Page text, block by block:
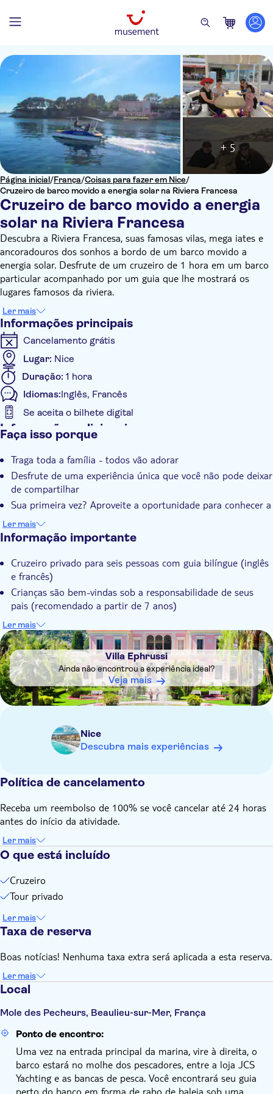
Página inicial/França/Coisas para fazer em Nice/
Cruzeiro de barco movido a energia solar na Riviera Francesa
Cruzeiro de barco movido a energia
solar na Riviera Francesa
+ 5
Descubra a Riviera Francesa, suas famosas vilas, mega iates e
ancoradouros dos sonhos a bordo de um barco movido a
energia solar. Desfrute de um cruzeiro de 1 hora em um barco
particular acompanhado por um guia que lhe mostrará os
lugares famosos da riviera.
Admire as famosas villas Kerylos e Ephrussi Rothschild, bem
como hotéis icônicos como La Réserve e Royal Riviera. Explore
o ancoradouro em frente à Villa David Niven sobre águas
cristalinas.
Seu barco é 100% movido a energia solar e oferece os serviços
de ponta de um barco elétrico silencioso e inodoro. O barco
não é licenciado, portanto você poderá navegar sob a
orientação de seu capitão.
Ler mais
Informações principais
Cancelamento grátis
Lugar: Nice
Duração: 1 hora
Idiomas:Inglês, Francês
Se aceita o bilhete digital
Informações adicionais
Tour privado
Subject expert guide
Grupo privado
Faça isso porque
Traga toda a família - todos vão adorar
Desfrute de uma experiência única que você não pode deixar
de compartilhar
Sua primeira vez? Aproveite a oportunidade para conhecer a
área como um verdadeiro especialista
Ler mais
Informação importante
Cruzeiro privado para seis pessoas com guia bilíngue (inglês
e francês)
Crianças são bem-vindas sob a responsabilidade de seus
pais (recomendado a partir de 7 anos)
Em caso de vento forte (tempo > força 4) a viagem será
cancelada sem custos
Proibido fumar
Ler mais
DSA1Villa Ephrussi
Villa Ephrussi
Ainda não encontrou a experiência ideal?
Veja mais
Nice
Descubra mais experiências
Política de cancelamento
Receba um reembolso de 100% se você cancelar até 24 horas
antes do início da atividade.
Ler mais
O que está incluído
Cruzeiro
Tour privado
Ler mais
Taxa de reserva
Boas notícias! Nenhuma taxa extra será aplicada a esta reserva.
Ler mais
Local
Mole des Pecheurs, Beaulieu-sur-Mer, França
Ponto de encontro:
Uma vez na entrada principal da marina, vire à direita, o
barco estará no molhe dos pescadores, entre a loja JCS
Yachting e as bancas de pesca. Você encontrará seu guia
perto do banco em forma de rabo de baleia sob uma